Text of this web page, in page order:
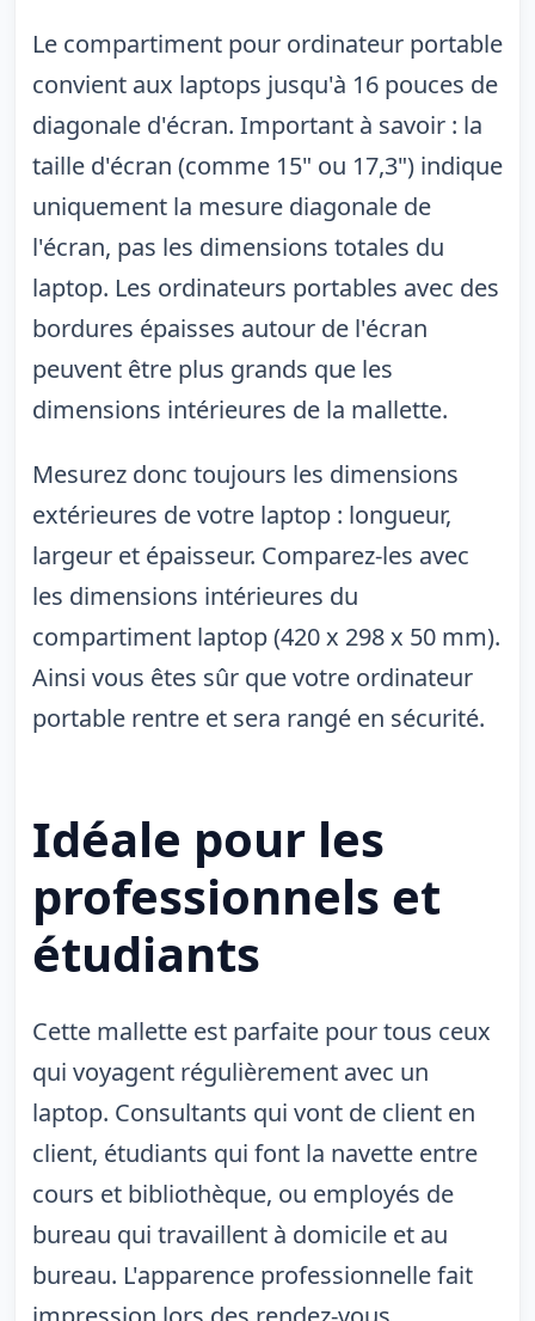
Le compartiment pour ordinateur portable
convient aux laptops jusqu'à 16 pouces de
diagonale d'écran. Important à savoir : la
taille d'écran (comme 15" ou 17,3") indique
uniquement la mesure diagonale de
l'écran, pas les dimensions totales du
laptop. Les ordinateurs portables avec des
bordures épaisses autour de l'écran
peuvent être plus grands que les
dimensions intérieures de la mallette.
Mesurez donc toujours les dimensions
extérieures de votre laptop : longueur,
largeur et épaisseur. Comparez-les avec
les dimensions intérieures du
compartiment laptop (420 x 298 x 50 mm).
Ainsi vous êtes sûr que votre ordinateur
portable rentre et sera rangé en sécurité.
Idéale pour les
professionnels et
étudiants
Cette mallette est parfaite pour tous ceux
qui voyagent régulièrement avec un
laptop. Consultants qui vont de client en
client, étudiants qui font la navette entre
cours et bibliothèque, ou employés de
bureau qui travaillent à domicile et au
bureau. L'apparence professionnelle fait